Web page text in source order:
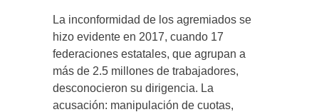
La inconformidad de los agremiados se
hizo evidente en 2017, cuando 17
federaciones estatales, que agrupan a
más de 2.5 millones de trabajadores,
desconocieron su dirigencia. La
acusación: manipulación de cuotas,